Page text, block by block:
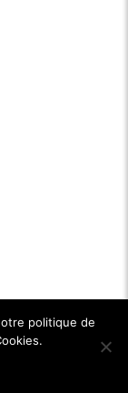
politique de